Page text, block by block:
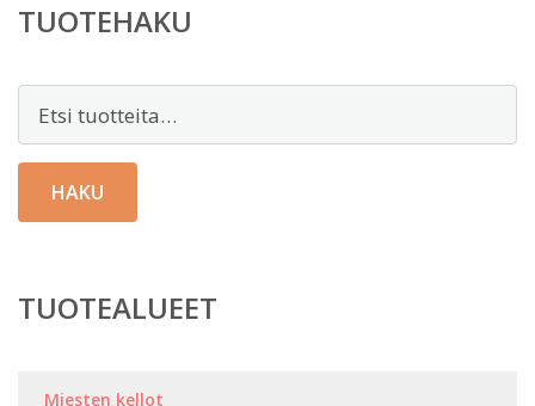
TUOTEHAKU
HAKU
TUOTEALUEET
Miesten kellot